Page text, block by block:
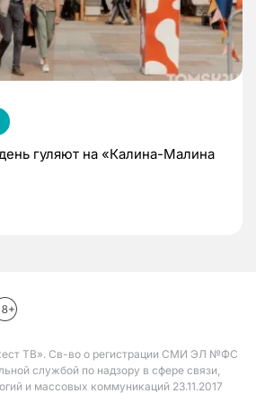
гуляют на «Калина-Малина
ТВ». Св-во о регистрации СМИ ЭЛ №ФС
службой по надзору в сфере связи,
и массовых коммуникаций 23.11.2017